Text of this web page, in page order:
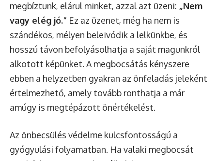
megbíztunk, elárul minket, azzal azt üzeni: „Nem
vagy elég jó.” Ez az üzenet, még ha nem is
szándékos, mélyen beleivódik a lelkünkbe, és
hosszú távon befolyásolhatja a saját magunkról
alkotott képünket. A megbocsátás kényszere
ebben a helyzetben gyakran az önfeladás jeleként
értelmezhető, amely tovább ronthatja a már
amúgy is megtépázott önértékelést.
Az önbecsülés védelme kulcsfontosságú a
gyógyulási folyamatban. Ha valaki megbocsát